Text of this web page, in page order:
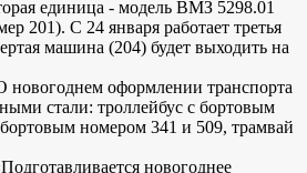
единица - модель ВМЗ 5298.01
201). С 24 января работает третья
машина (204) будет выходить на
новогоднем оформлении транспорта
стали: троллейбус с бортовым
номером 341 и 509, трамвай
новогоднее